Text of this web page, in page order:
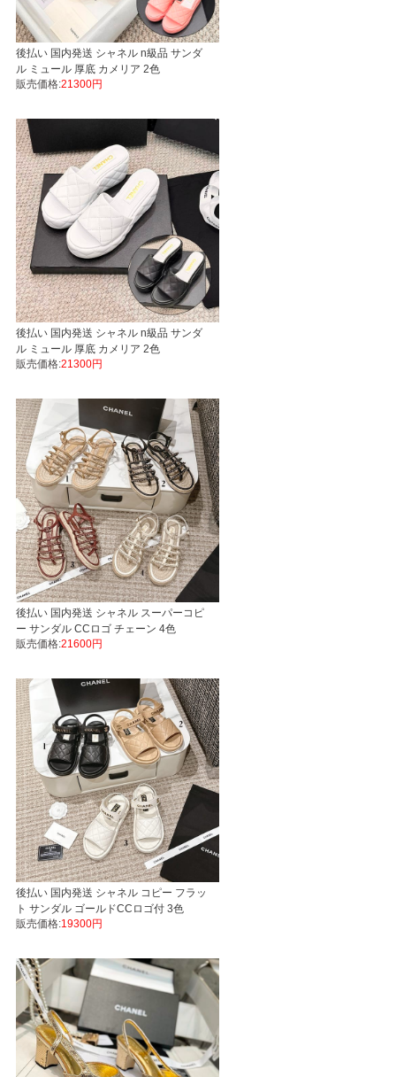
後払い 国内発送 シャネル n級品 サンダ
ル ミュール 厚底 カメリア 2色
販売価格:21300円
後払い 国内発送 シャネル n級品 サンダ
ル ミュール 厚底 カメリア 2色
販売価格:21300円
後払い 国内発送 シャネル スーパーコピ
ー サンダル CCロゴ チェーン 4色
販売価格:21600円
後払い 国内発送 シャネル コピー フラッ
ト サンダル ゴールドCCロゴ付 3色
販売価格:19300円